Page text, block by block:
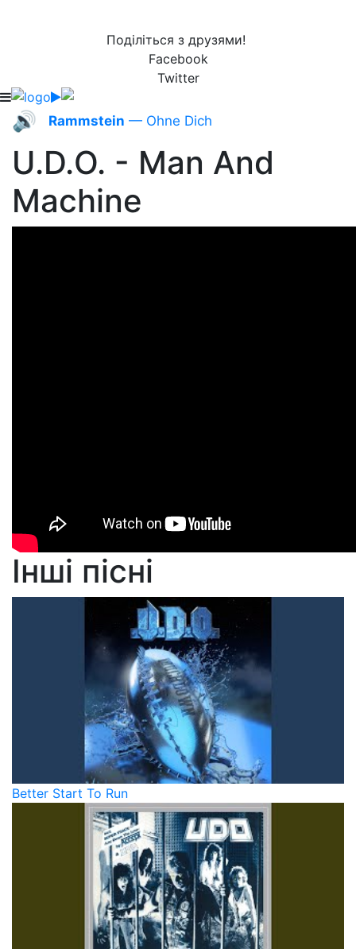
Поділіться з друзями!
Facebook
Twitter
🔊 Rammstein — Ohne Dich
U.D.O. - Man And
Machine
Інші пісні
Better Start To Run